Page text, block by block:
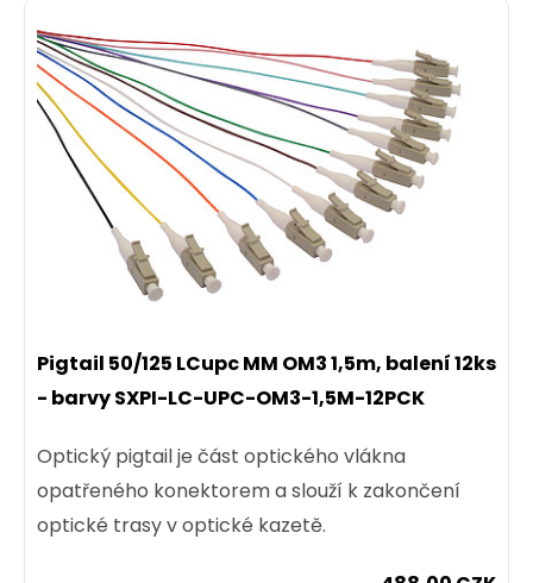
Pigtail 50/125 LCupc MM OM3 1,5m, balení 12ks
- barvy SXPI-LC-UPC-OM3-1,5M-12PCK
Optický pigtail je část optického vlákna
opatřeného konektorem a slouží k zakončení
optické trasy v optické kazetě.